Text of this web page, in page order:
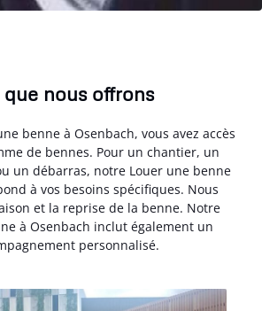
que nous offrons
benne à Osenbach, vous avez accès
de bennes. Pour un chantier, un
un débarras, notre Louer une benne
à vos besoins spécifiques. Nous
et la reprise de la benne. Notre
à Osenbach inclut également un
personnalisé.